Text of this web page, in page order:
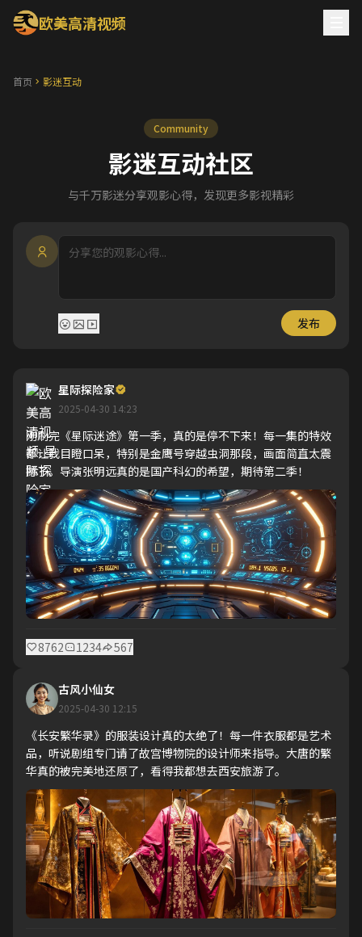
欧美高清视频
首页 影迷互动
Community
影迷互动社区
与千万影迷分享观影心得，发现更多影视精彩
发布
星际探险家
2025-04-30 14:23
刚刷完《星际迷途》第一季，真的是停不下来！每一集的特效
都让我目瞪口呆，特别是金鹰号穿越虫洞那段，画面简直太震
撼了。导演张明远真的是国产科幻的希望，期待第二季！
8762 1234 567
古风小仙女
2025-04-30 12:15
《长安繁华录》的服装设计真的太绝了！每一件衣服都是艺术
品，听说剧组专门请了故宫博物院的设计师来指导。大唐的繁
华真的被完美地还原了，看得我都想去西安旅游了。